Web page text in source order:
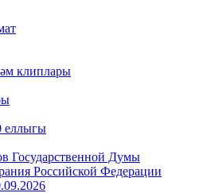
клиплары
еллыгы
Государственной Думы
Российской Федерации